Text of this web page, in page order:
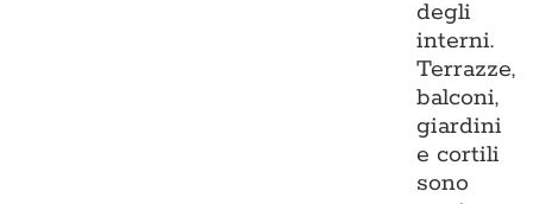
degli
interni.
Terrazze,
balconi,
giardini
e cortili
sono